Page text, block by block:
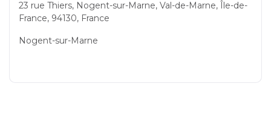
23 rue Thiers, Nogent-sur-Marne, Val-de-Marne, Île-de-
France, 94130, France
Nogent-sur-Marne